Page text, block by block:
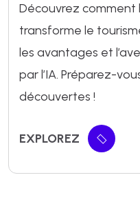
Découvrez comment
transforme le
les avantages et
par l’IA. Préparez-
découvertes !
EXPLOREZ